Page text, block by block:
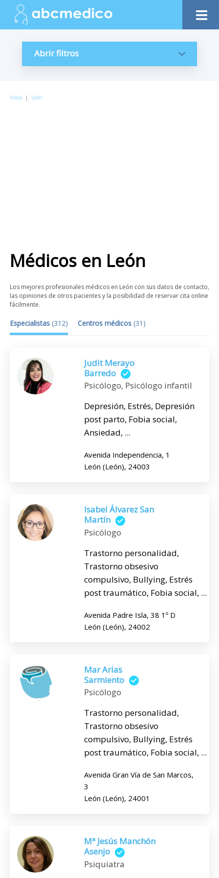
Abrir filtros
Inicio | León
Médicos en León
Los mejores profesionales médicos en León con sus datos de contacto,
las opiniones de otros pacientes y la posibilidad de reservar cita online
fácilmente.
Especialistas (312) Centros médicos (31 )
Judit Merayo
Barredo
Psicólogo, Psicólogo infantil
Depresión, Estrés, Depresión
post parto, Fobia social,
Ansiedad, ...
Avenida Independencia, 1
León (León), 24003
Isabel Álvarez San
Martín
Psicólogo
Trastorno personalidad,
Trastorno obsesivo
compulsivo, Bullying, Estrés
post traumático, Fobia social, ...
Avenida Padre Isla, 38 1º D
León (León), 24002
Mar Arias
Sarmiento
Psicólogo
Trastorno personalidad,
Trastorno obsesivo
compulsivo, Bullying, Estrés
post traumático, Fobia social, ...
Avenida Gran Vía de San Marcos,
3
León (León), 24001
Mª Jesús Manchón
Asenjo
Psiquiatra